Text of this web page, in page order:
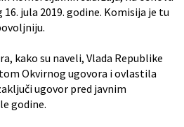
jula 2019. godine. Komisija je tu
kako su naveli, Vlada Republike
Okvirnog ugovora i ovlastila
ugovor pred javnim
godine.